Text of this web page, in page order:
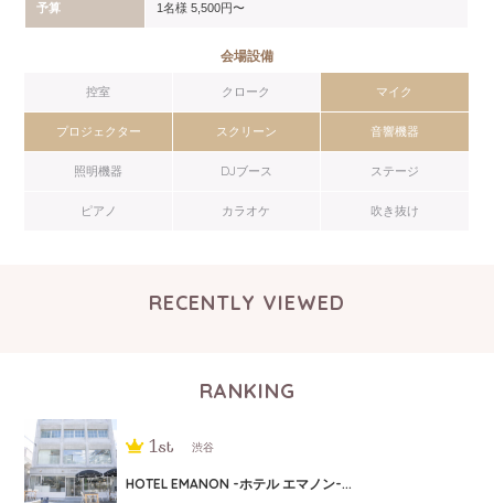
予算 1名様 5,500円〜
会場設備
控室 クローク マイク
プロジェクター スクリーン 音響機器
照明機器 DJブース ステージ
ピアノ カラオケ 吹き抜け
RECENTLY VIEWED
RANKING
渋谷
HOTEL EMANON -ホテル エマノン-...